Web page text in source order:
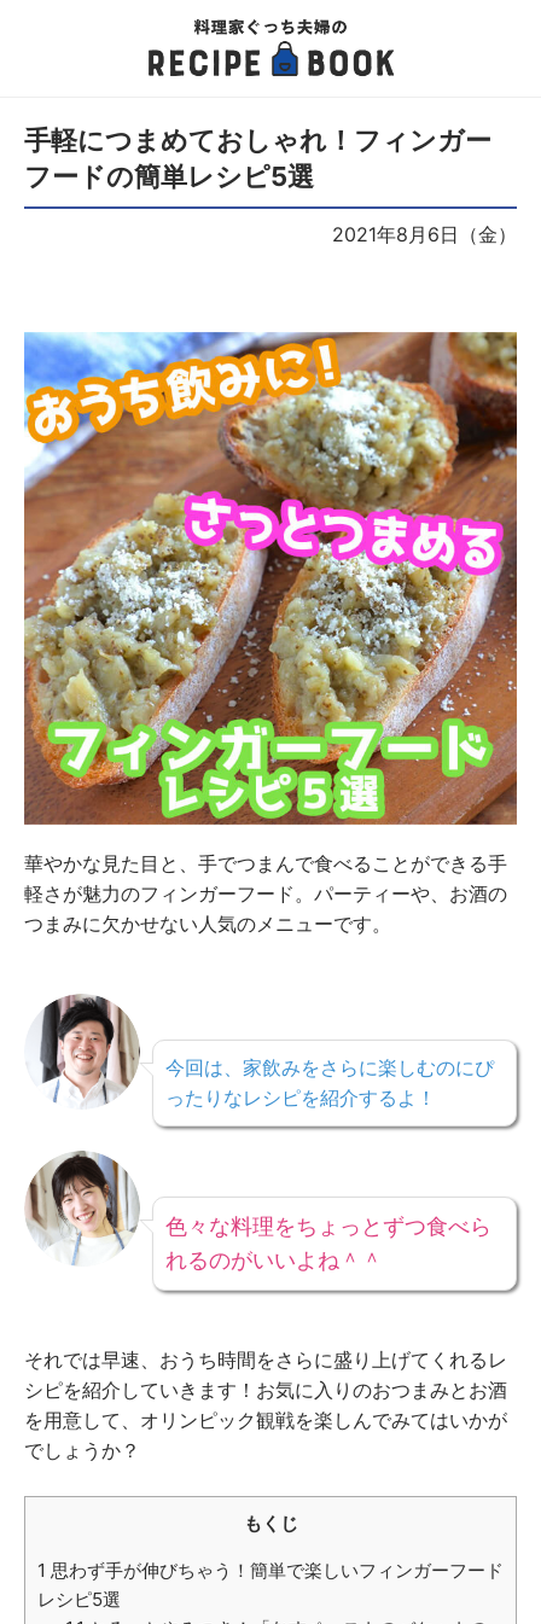
手軽につまめておしゃれ！フィンガー
フードの簡単レシピ5選
2021年8月6日（金）
華やかな見た目と、手でつまんで食べることができる手
軽さが魅力のフィンガーフード。パーティーや、お酒の
つまみに欠かせない人気のメニューです。
今回は、家飲みをさらに楽しむのにぴ
ったりなレシピを紹介するよ！
色々な料理をちょっとずつ食べら
れるのがいいよね＾＾
それでは早速、おうち時間をさらに盛り上げてくれるレ
シピを紹介していきます！お気に入りのおつまみとお酒
を用意して、オリンピック観戦を楽しんでみてはいかが
でしょうか？
もくじ
1 思わず手が伸びちゃう！簡単で楽しいフィンガーフード
レシピ5選